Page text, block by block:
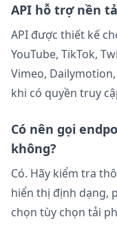
API hỗ trợ nền
API được thiết kế
YouTube, TikTok,
Vimeo,
khi có quyền truy
Có nên gọi
không?
Có. Hãy kiểm tra
hiển thị định dạng,
chọn tùy chọn tải